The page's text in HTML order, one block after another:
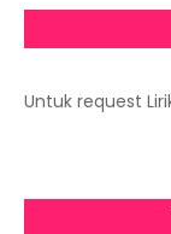
Untuk request